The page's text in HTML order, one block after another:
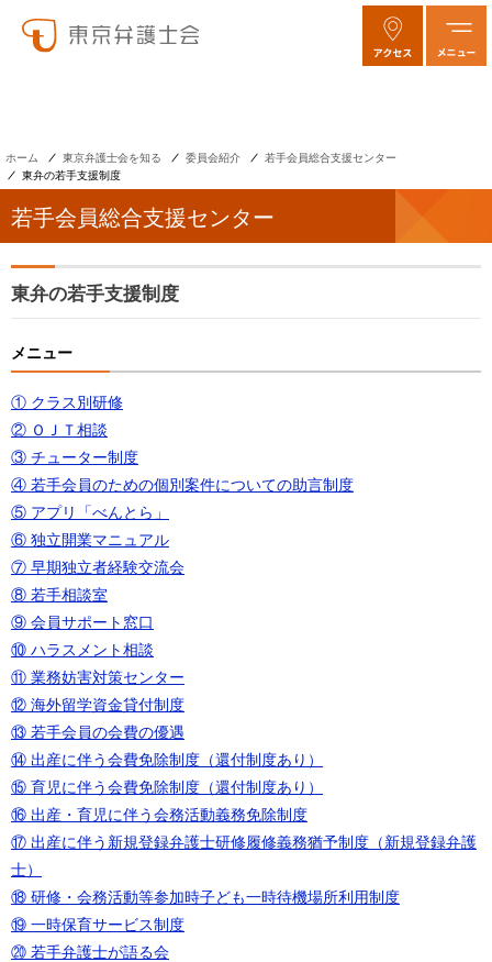
ホーム 東京弁護士会を知る 委員会紹介
若手会員総合支援センター
東弁の若手支援制度
若手会員総合支援センター
東弁の若手支援制度
メニュー
① クラス別研修
② ＯＪＴ相談
③ チューター制度
④ 若手会員のための個別案件についての助言制度
⑤ アプリ「べんとら」
⑥ 独立開業マニュアル
⑦ 早期独立者経験交流会
⑧ 若手相談室
⑨ 会員サポート窓口
⑩ ハラスメント相談
⑪ 業務妨害対策センター
⑫ 海外留学資金貸付制度
⑬ 若手会員の会費の優遇
⑭ 出産に伴う会費免除制度（還付制度あり）
⑮ 育児に伴う会費免除制度（還付制度あり）
⑯ 出産・育児に伴う会務活動義務免除制度
⑰ 出産に伴う新規登録弁護士研修履修義務猶予制度（新規登録弁護
士）
⑱ 研修・会務活動等参加時子ども一時待機場所利用制度
⑲ 一時保育サービス制度
⑳ 若手弁護士が語る会